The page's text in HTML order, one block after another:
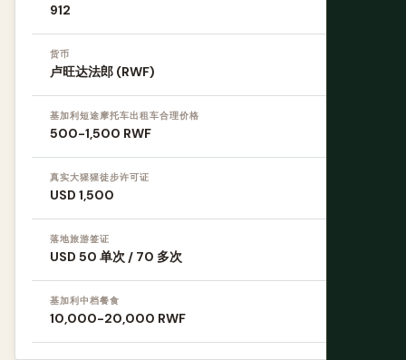
912
货币
卢旺达法郎 (RWF)
基加利短途摩托车出租车合理价格
500-1,500 RWF
真实大猩猩徒步许可证
USD 1,500
落地旅游签证
USD 50 单次 / 70 多次
基加利中档餐食
10,000-20,000 RWF